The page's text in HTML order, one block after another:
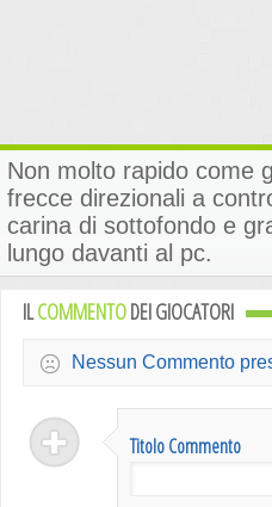
Non molto rapido come
frecce direzionali a
carina di sottofondo e
lungo davanti al pc.
ILCOMMENTODEI GIOCATORI
Nessun Commento
Titolo Commento